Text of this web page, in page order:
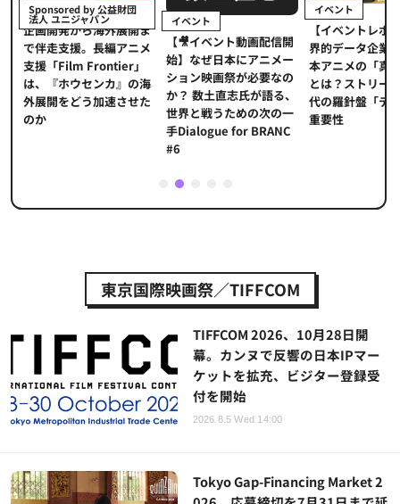
Sponsored by 公益財団
法人 ユニジャパン
企画開発から海外展開ま
で伴走支援。長編アニメ
支援「Film Frontier」
は、『ホウセンカ』の海
外展開をどう加速させた
のか
イベント
【🎥イベント動画配信開
始】なぜ日本にアニメー
ション映画祭が必要なの
か？ 数土直志氏が語る、
世界と戦うための次の一
手Dialogue for BRANC
#6
イベント
【イベントレポ
界的データ企業
本アニメの「真
とは？ストリー
代の羅針盤「デ
重要性
2
東京国際映画祭／TIFFCOM
TIFFCOM 2026、10月28日開
幕。カンヌで反響の日本IPマー
ケットを拡充、ビジター登録受
付を開始
2026.8.5 Wed 14:00
Tokyo Gap-Financing Market 2